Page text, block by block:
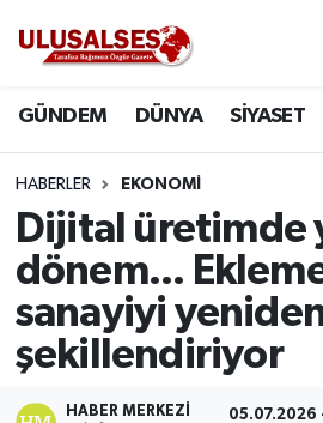
GÜNDEM DÜNYA SİYASET
HABERLER EKONOMİ
Dijital üretimde
dönem...
sanayiyi
şekillendiriyor
HABER MERKEZI 05.07.2026
DÜNYA
SİYASET
EKONOMİ
EĞİTİM
Trafik Durumu
Süper Lig Puan Durumu ve
Tüm Manşetler
Son Dakika Haberleri